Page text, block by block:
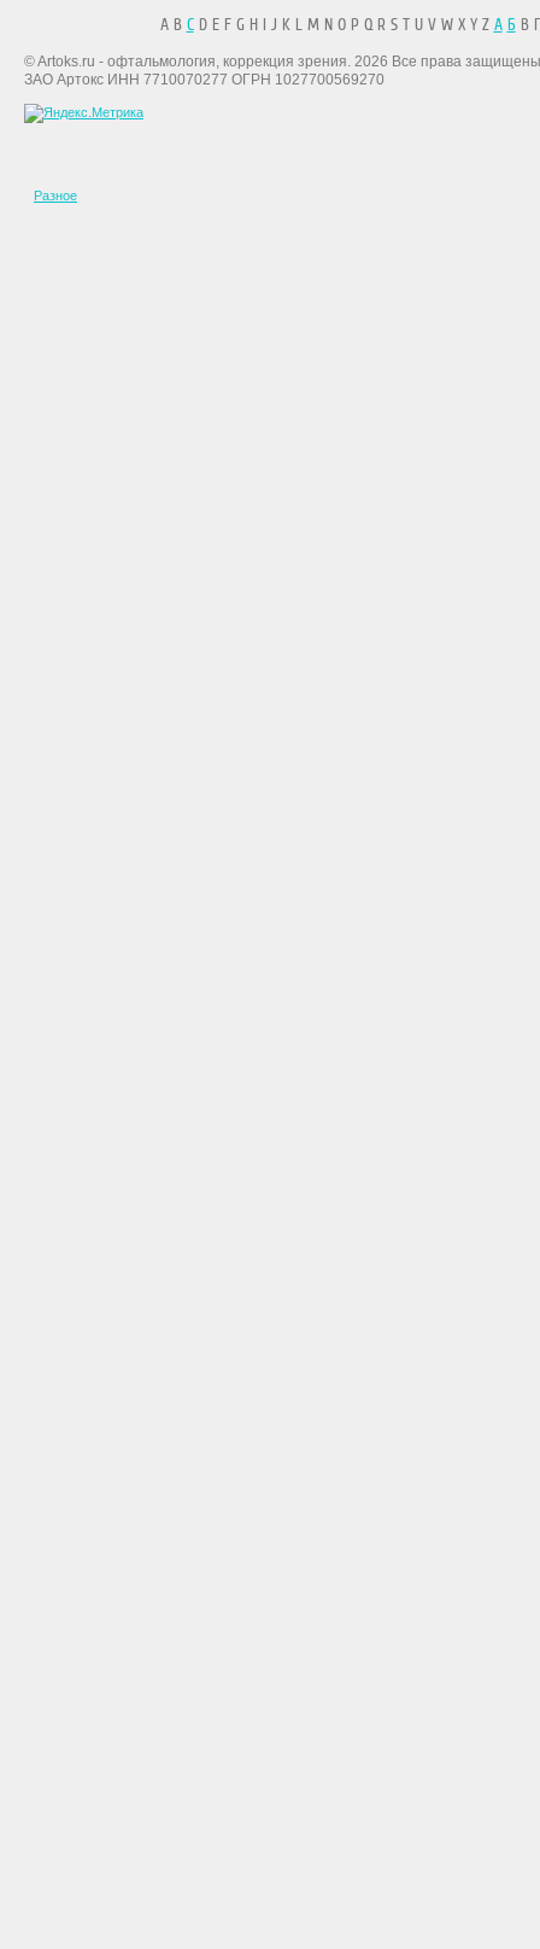
A B CD E F G H I J K L M N O P Q R S T U V W X Y Z А БВ
© Artoks.ru - офтальмология, коррекция зрения. 2026 Все права
ЗАО Артокс ИНН 7710070277 ОГРН 1027700569270
Разное